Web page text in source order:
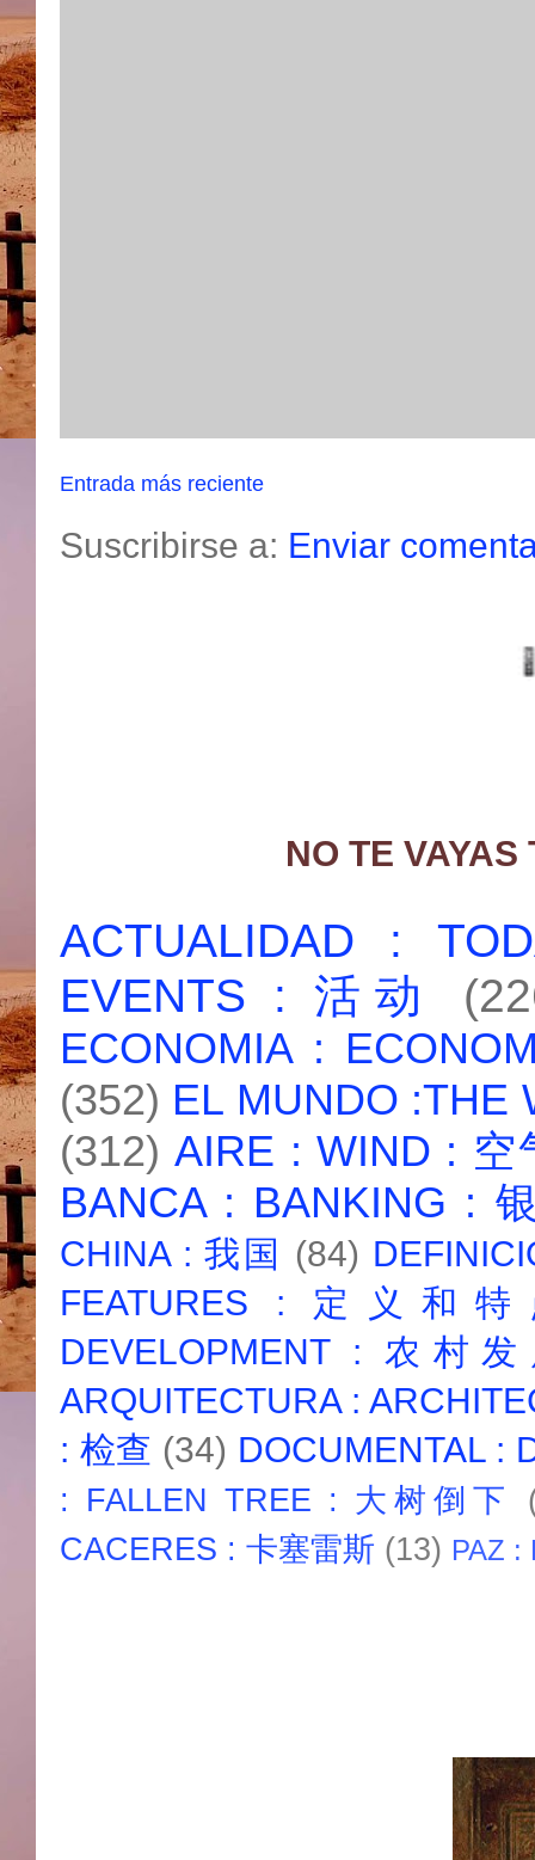
Entrada más reciente
Suscribirse a: Enviar
NO TE
ACTUALIDAD :
EVENTS : 活动
ECONOMIA :
(352) EL MUNDO :THE
(312) AIRE : WIND : 空
BANCA : BANKING :
CHINA : 我国 (84)
FEATURES : 定义和
DEVELOPMENT : 农村
ARQUITECTURA :
: 检查 (34) DOCUMENTAL :
: FALLEN TREE : 大树倒下
CACERES : 卡塞雷斯 (13) PAZ :